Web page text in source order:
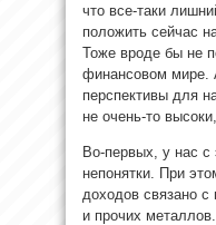
что все-таки
положить сейчас
Тоже вроде бы не
финансовом мире.
перспективы для
не очень-то
Во-первых, у нас с
непонятки. При
доходов связано
и прочих металлов.